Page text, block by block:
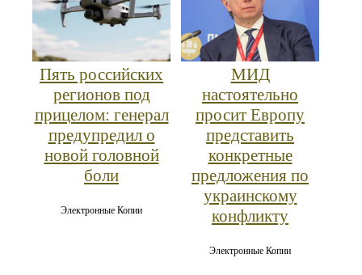
Пять российских
регионов под
прицелом: генерал
предупредил о
новой головной
боли
Электронные Копии
МИД
настоятельно
просит Европу
представить
конкретные
предложения по
украинскому
конфликту
Электронные Копии